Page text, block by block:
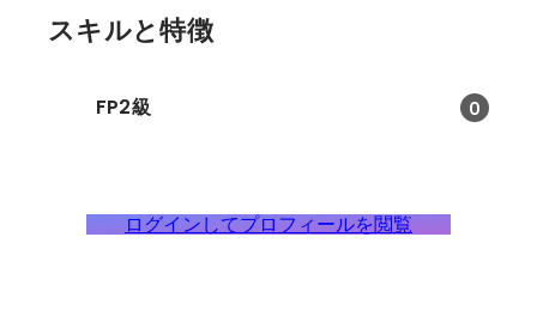
スキルと特徴
FP2級 0
ログインしてプロフィールを閲覧